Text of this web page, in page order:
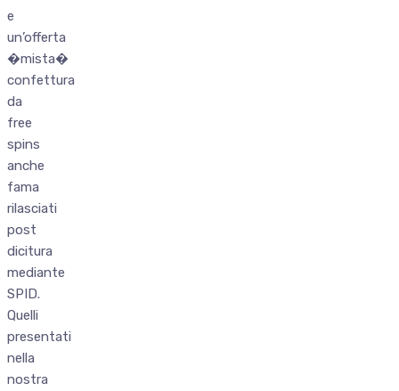
e
un’offerta
�mista�
confettura
da
free
spins
anche
fama
rilasciati
post
dicitura
mediante
SPID.
Quelli
presentati
nella
nostra